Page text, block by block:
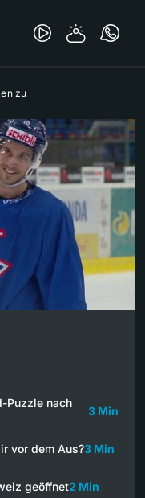
zu
Puzzle nach
3 Min
vor dem Aus?3 Min
geöffnet2 Min